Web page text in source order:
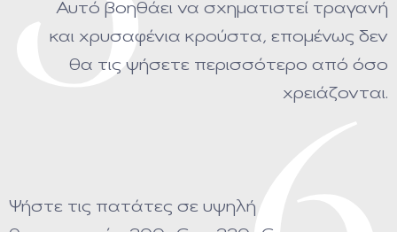
Αυτό βοηθάει να σχηματιστεί τραγανή
και χρυσαφένια κρούστα, επομένως δεν
θα τις ψήσετε περισσότερο από όσο
χρειάζονται.
Ψήστε τις πατάτες σε υψηλή